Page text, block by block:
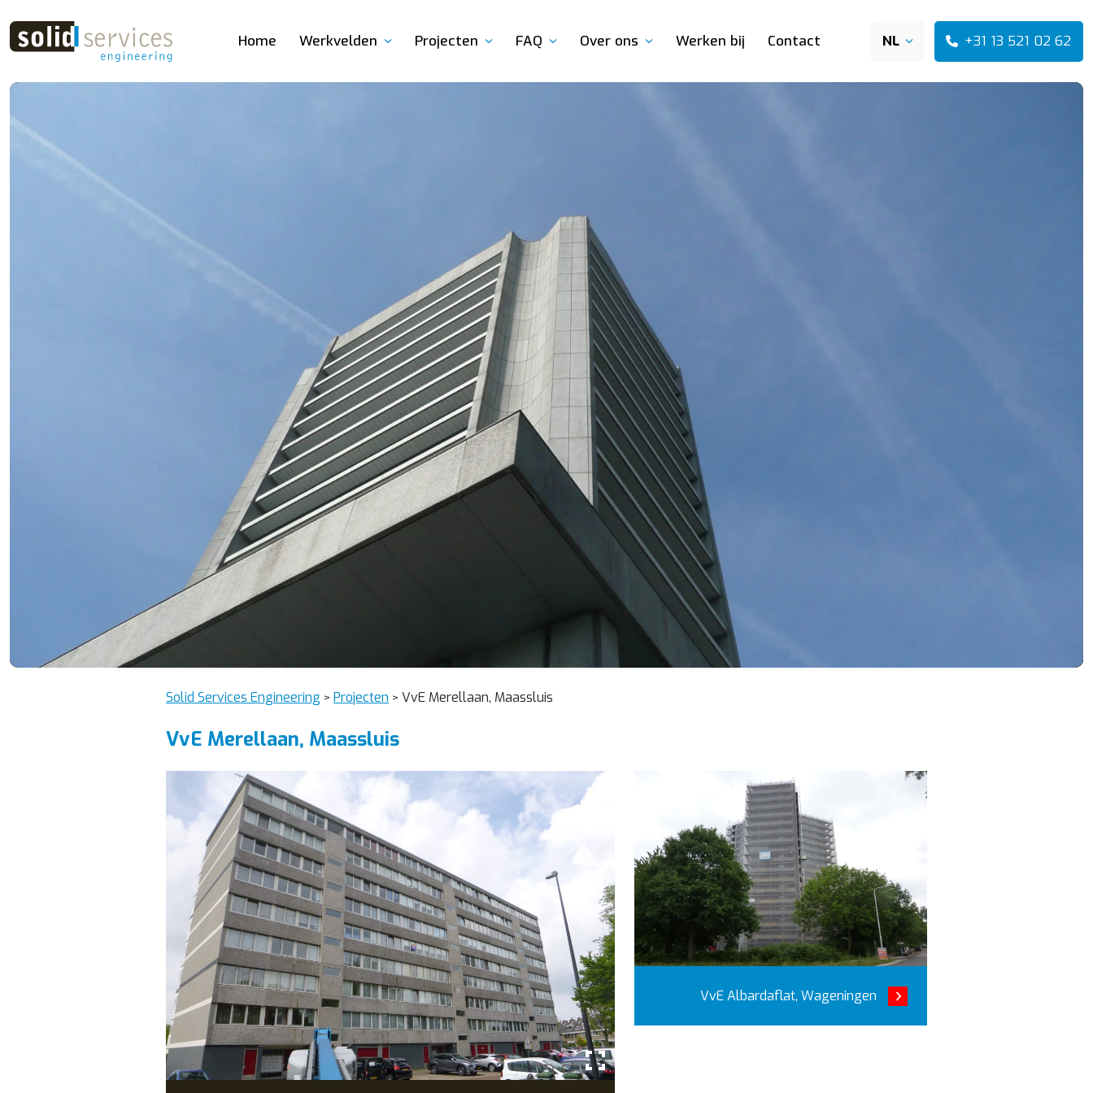
Home Werkvelden Projecten FAQ Over ons Werken bij Contact NL +31 13 521 02 62
Solid Services Engineering > Projecten > VvE Merellaan, Maassluis
VvE Merellaan, Maassluis
VvE Albardaflat, Wageningen